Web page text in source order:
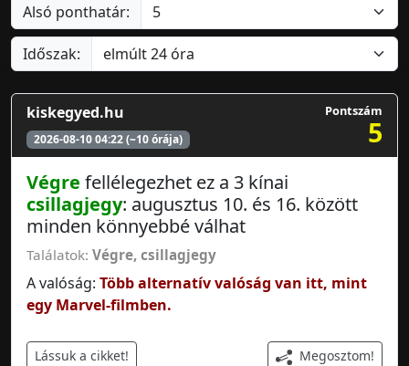
Alsó ponthatár:
Időszak:
kiskegyed.hu
2026-08-10 04:22 (~10 órája)
Pontszám
5
Végre fellélegezhet ez a 3 kínai
csillagjegy: augusztus 10. és 16. között
minden könnyebbé válhat
Találatok: Végre, csillagjegy
A valóság: Több alternatív valóság van itt, mint
egy Marvel-filmben.
Lássuk a cikket! Megosztom!